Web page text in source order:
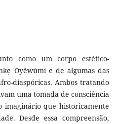
como um corpo estético-
Oyěwùmí e de algumas das
diaspóricas. Ambos tratando
uma tomada de consciência
imaginário que historicamente
Desde essa compreensão,